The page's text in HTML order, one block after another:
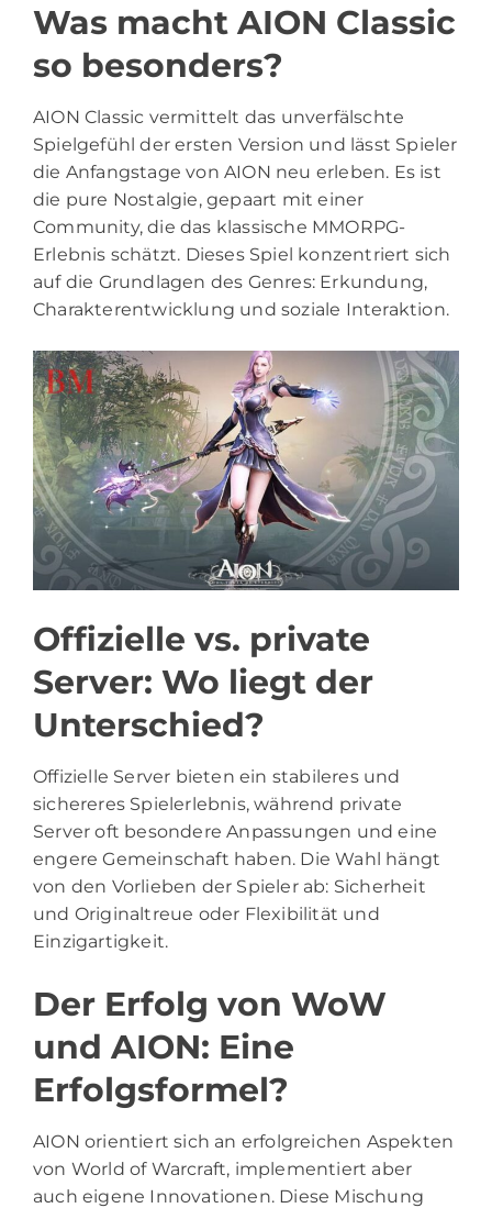
Was macht AION Classic
so besonders?
AION Classic vermittelt das unverfälschte
Spielgefühl der ersten Version und lässt Spieler
die Anfangstage von AION neu erleben. Es ist
die pure Nostalgie, gepaart mit einer
Community, die das klassische MMORPG-
Erlebnis schätzt. Dieses Spiel konzentriert sich
auf die Grundlagen des Genres: Erkundung,
Charakterentwicklung und soziale Interaktion.
Offizielle vs. private
Server: Wo liegt der
Unterschied?
Offizielle Server bieten ein stabileres und
sichereres Spielerlebnis, während private
Server oft besondere Anpassungen und eine
engere Gemeinschaft haben. Die Wahl hängt
von den Vorlieben der Spieler ab: Sicherheit
und Originaltreue oder Flexibilität und
Einzigartigkeit.
Der Erfolg von WoW
und AION: Eine
Erfolgsformel?
AION orientiert sich an erfolgreichen Aspekten
von World of Warcraft, implementiert aber
auch eigene Innovationen. Diese Mischung